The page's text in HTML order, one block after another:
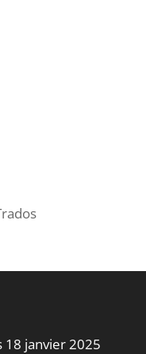
18 janvier 2025